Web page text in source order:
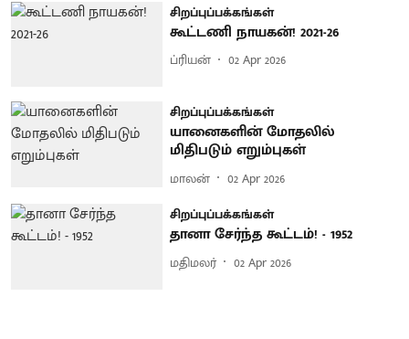
சிறப்புப்பக்கங்கள்
கூட்டணி நாயகன்! 2021-26
ப்ரியன் 02 Apr 2026
சிறப்புப்பக்கங்கள்
யானைகளின் மோதலில்
மிதிபடும் எறும்புகள்
மாலன்
02 Apr 2026
சிறப்புப்பக்கங்கள்
தானா சேர்ந்த கூட்டம்! - 1952
மதிமலர் 02 Apr 2026